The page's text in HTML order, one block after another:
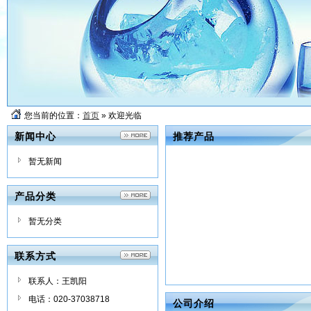
您当前的位置： 首页 » 欢迎光临
新闻中心
暂无新闻
产品分类
暂无分类
联系方式
联系人：王凯阳
电话：020-37038718
推荐产品
公司介绍